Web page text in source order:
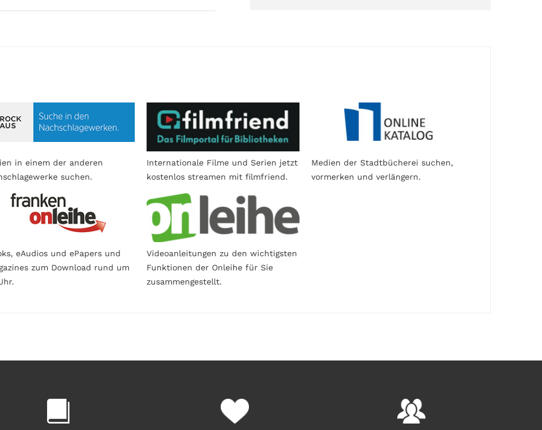
in einem der anderen
suchen.
Internationale Filme und Serien jetzt
kostenlos streamen mit filmfriend.
Medien der Stadtbücherei suchen,
vormerken und verlängern.
eAudios und ePapers und
zum Download rund um
Videoanleitungen zu den wichtigsten
Funktionen der Onleihe für Sie
zusammengestellt.